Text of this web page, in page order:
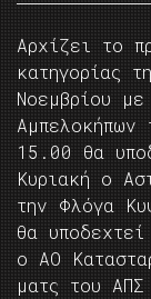
Αρχίζει το
κατηγορίας
Νοεμβρίου
Αμπελοκήπων
15.00 θα
Κυριακή ο
την Φλόγα
θα
ο ΑΟ
ματς του